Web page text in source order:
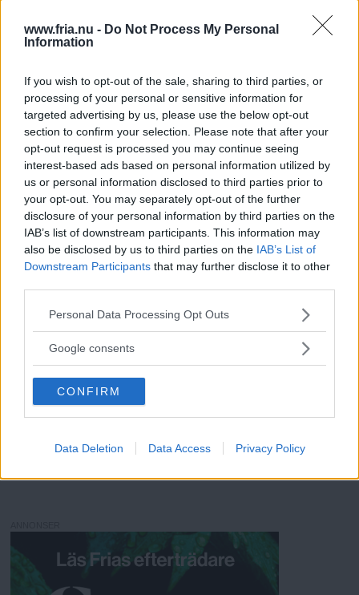
www.fria.nu - Do Not Process My Personal
Information
If you wish to opt-out of the sale, sharing to third parties, or
processing of your personal or sensitive information for
targeted advertising by us, please use the below opt-out
section to confirm your selection. Please note that after your
opt-out request is processed you may continue seeing
interest-based ads based on personal information utilized by
us or personal information disclosed to third parties prior to
your opt-out. You may separately opt-out of the further
disclosure of your personal information by third parties on the
IAB’s list of downstream participants. This information may
also be disclosed by us to third parties on the IAB’s List of
Downstream Participants that may further disclose it to other
Please note that this website/app uses one or more Google
not limited to your visit or usage behaviour. You may click to
use your data for below specified purposes in below Google
consent section.
Personal Data Processing Opt Outs
Google consents
CONFIRM
Data Deletion Data Access Privacy Policy
Läs Frias efterträdare!
Syreär Sveriges enda gröna dagstidning som
finns både digitalt och i tryck.
själv en del av problemet. Det är bekvämt att se in i
mörkret, det får oss att framstå som små och hjälplösa,
betyder något. Vad händelserna under påskhelgen
1943 säger oss är motsatsen, att våra handlingar är det
enda som betyder något.
Vi har inte råd att låta den sortens berättelser falla i
glömska. Det är en ljus del av vår historia som vi inte
får sätta under skäppan. Det har alltid varit förenat med
risker att göra det rätta, men det är värt sabelhuggen
ANNONS